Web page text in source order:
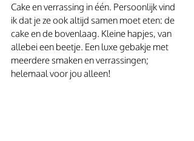
Cake en verrassing in één. Persoonlijk vind
ik dat je ze ook altijd samen moet eten: de
cake en de bovenlaag. Kleine hapjes, van
allebei een beetje. Een luxe gebakje met
meerdere smaken en verrassingen;
helemaal voor jou alleen!